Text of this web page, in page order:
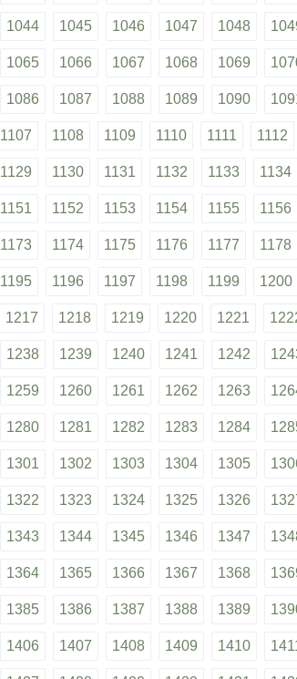
1044 1045 1046 1047 1048
1065 1066 1067 1068 1069
1086 1087 1088 1089 1090
1107 1108 1109 1110 1111 1112
1129 1130 1131 1132 1133 1134
1151 1152 1153 1154 1155 1156
1173 1174 1175 1176 1177 1178
1195 1196 1197 1198 1199 1200
1217 1218 1219 1220 1221
1238 1239 1240 1241 1242
1259 1260 1261 1262 1263
1280 1281 1282 1283 1284
1301 1302 1303 1304 1305
1322 1323 1324 1325 1326
1343 1344 1345 1346 1347
1364 1365 1366 1367 1368
1385 1386 1387 1388 1389
1406 1407 1408 1409 1410